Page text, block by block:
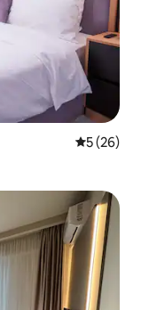
5 (26)